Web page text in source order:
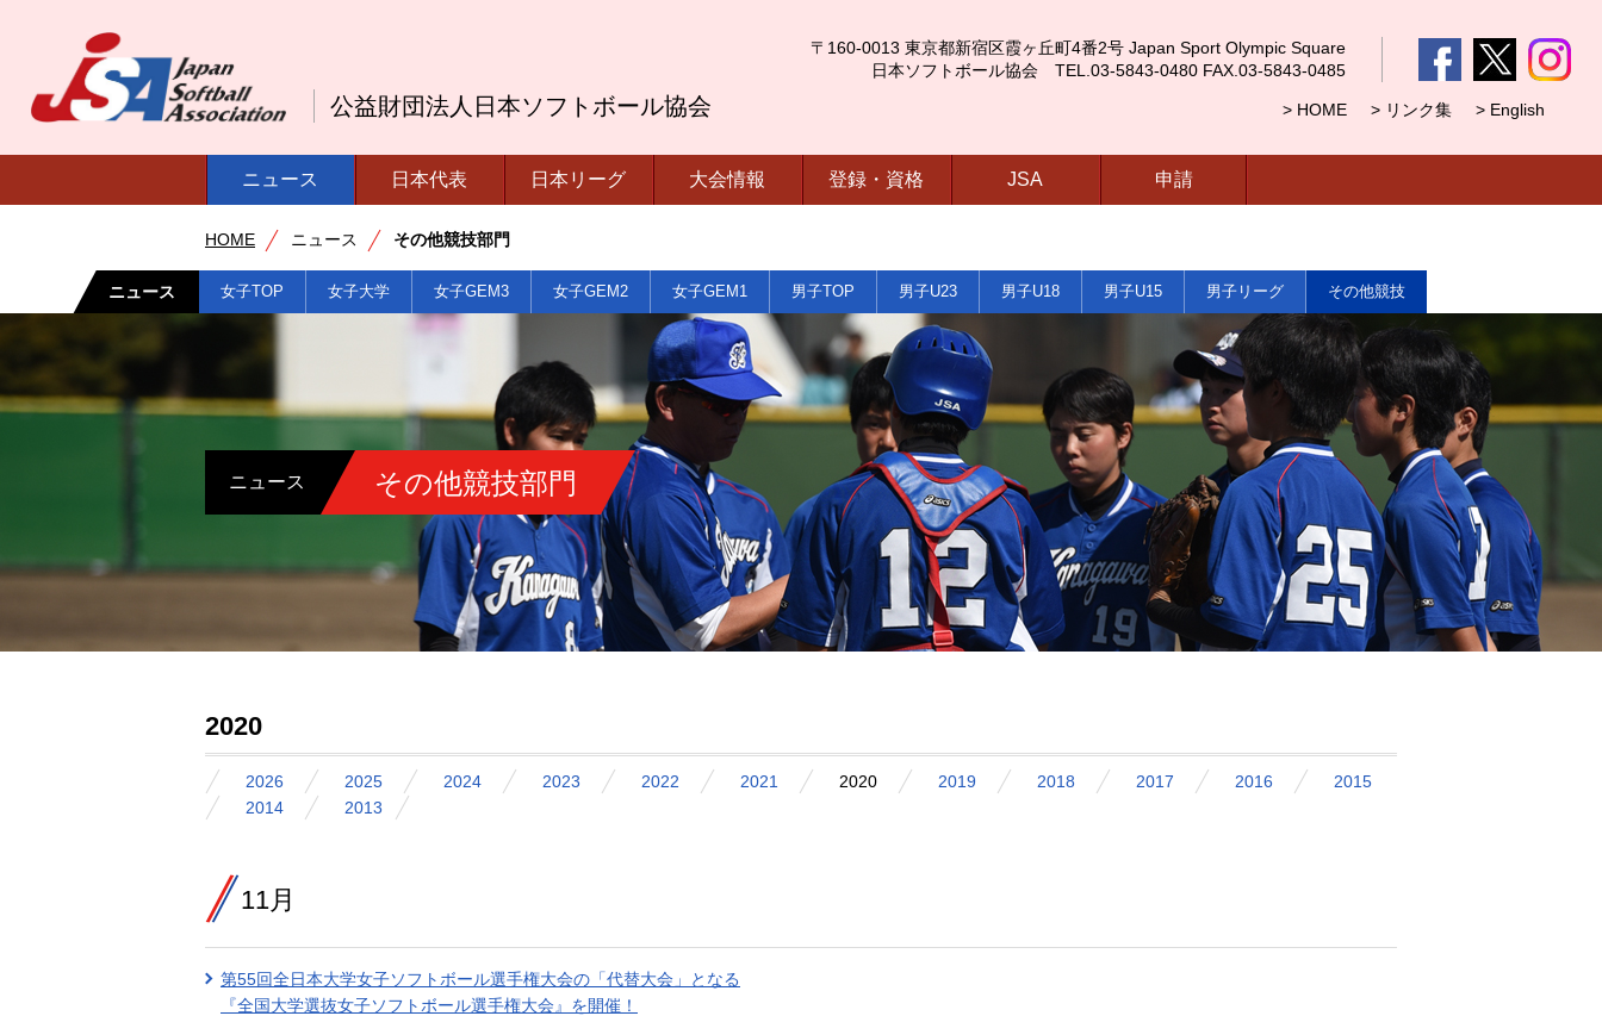
公益財団法人日本ソフトボール協会
〒160-0013 東京都新宿区霞ヶ丘町4番2号 Japan Sport Olympic Square
日本ソフトボール協会 TEL.03-5843-0480 FAX.03-5843-0485
> HOME > リンク集 > English
ニュース 日本代表 日本リーグ 大会情報 登録・資格 JSA 申請
HOME ニュース その他競技部門
ニュース 女子TOP 女子大学 女子GEM3 女子GEM2 女子GEM1 男子TOP 男子U23 男子U18 男子U15 男子リーグ その他競技
ニュース その他競技部門
2020
2026 2025 2024 2023 2022 2021 2020 2019 2018 2017 2016
2015
2014
2013
11月
第55回全日本大学女子ソフトボール選手権大会の「代替大会」となる
『全国大学選抜女子ソフトボール選手権大会』を開催！